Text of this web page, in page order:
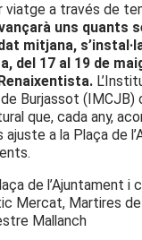
viatge a través de
uns quants
mitjana,
del 17 al 19 de
Burjassot (IMCJB)
que, cada any,
a la Plaça de
de l’Ajuntament i
Mercat, Martires
Mallanch